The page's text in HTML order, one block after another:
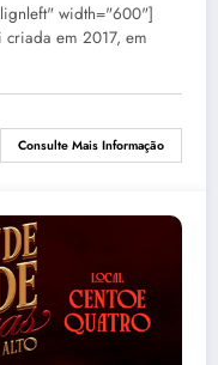
width="600"]
criada em 2017, em
Consulte Mais Informação